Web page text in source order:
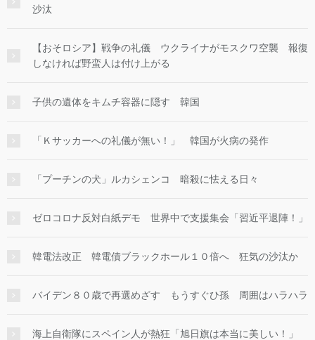
沙汰
【おそロシア】戦争の礼儀 ウクライナがモスクワ空襲 報復
しなければ野蛮人は付け上がる
子供の遺体をキムチ容器に隠す 韓国
「Ｋサッカーへの礼儀が無い！」 韓国が火病の発作
「プーチンの犬」ルカシェンコ 暗殺に怯える日々
ゼロコロナ反対白紙デモ 世界中で支援集会「習近平退陣！」
韓電法改正 韓電債ブラックホール１０倍へ 狂気の沙汰か
バイデン８０歳で再選めざす もうすぐひ孫 周囲はハラハラ
海上自衛隊にスペイン人が熱狂「旭日旗は本当に美しい！」